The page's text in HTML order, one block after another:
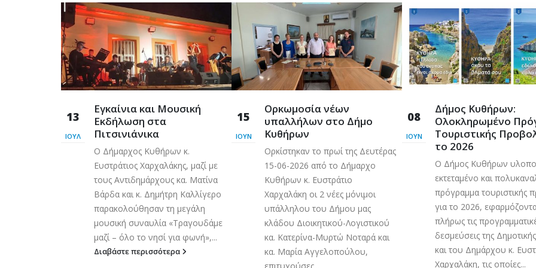
13
ΙΟΎΛ
Εγκαίνια και Μουσική
Εκδήλωση στα
Πιτσινιάνικα
Ο Δήμαρχος Κυθήρων κ.
Ευστράτιος Χαρχαλάκης, μαζί με
τους Αντιδημάρχους κα. Ματίνα
Βάρδα και κ. Δημήτρη Καλλίγερο
παρακολούθησαν τη μεγάλη
μουσική συναυλία «Τραγουδάμε
μαζί – όλο το νησί για φωνή»,...
Διαβάστε περισσότερα
15
ΙΟΎΝ
Ορκωμοσία νέων
υπαλλήλων στο Δήμο
Κυθήρων
Ορκίστηκαν το πρωί της Δευτέρας
15-06-2026 από το Δήμαρχο
Κυθήρων κ. Ευστράτιο
Χαρχαλάκη οι 2 νέες μόνιμοι
υπάλληλου του Δήμου μας
κλάδου Διοικητικού-Λογιστικού
κα. Κατερίνα-Μυρτώ Νοταρά και
κα. Μαρία Αγγελοπούλου,
επιτυχούσες...
08
ΙΟΎΝ
Δήμος Κυθήρων:
Ολοκληρωμένο
Τουριστικής
το 2026
Ο Δήμος Κυθήρων
εκτεταμένο και
πρόγραμμα τουριστικής
για το 2026,
πλήρως τις
δεσμεύσεις της
και του Δημάρχου κ.
Χαρχαλάκη, τις οποίες...